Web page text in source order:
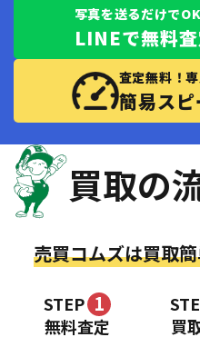
写真を送るだけでOK
LINEで無料査
査定無料！
簡易スピ
買取の
売買コムズは買取
STEP 1
無料査定 買